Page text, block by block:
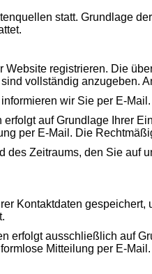
statt. Grundlage
registrieren. Die
vollständig anzugeben.
wir Sie per E-
auf Grundlage Ihrer
per E-Mail. Die
Zeitraums, den Sie
Kontaktdaten
erfolgt ausschließlich auf
Mitteilung per E-